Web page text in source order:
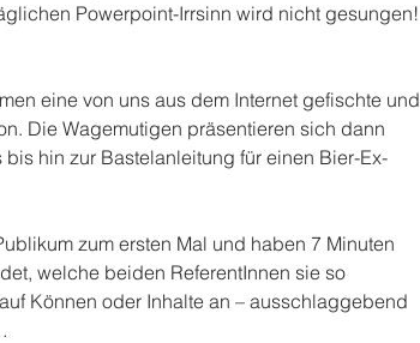
Powerpoint-Irrsinn wird nicht gesungen!
eine von uns aus dem Internet gefischte und
Die Wagemutigen präsentieren sich dann
hin zur Bastelanleitung für einen Bier-Ex-
zum ersten Mal und haben 7 Minuten
welche beiden ReferentInnen sie so
Können oder Inhalte an – ausschlaggebend